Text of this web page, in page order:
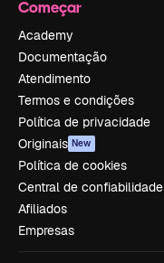
Começar
Academy
Documentação
Atendimento
Termos e condições
Política de privacidade
Originais New
Política de cookies
Central de confiabilidade
Afiliados
Empresas